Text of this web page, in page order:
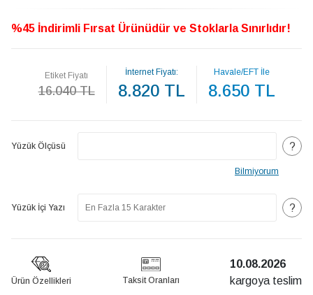
%45 İndirimli Fırsat Ürünüdür ve Stoklarla Sınırlıdır!
Etiket Fiyatı
16.040 TL
İnternet Fiyatı:
8.820 TL
Havale/EFT İle
8.650 TL
Yüzük Ölçüsü ?
Bilmiyorum
Yüzük İçi Yazı ?
Ürün Özellikleri Taksit Oranları
10.08.2026
kargoya teslim